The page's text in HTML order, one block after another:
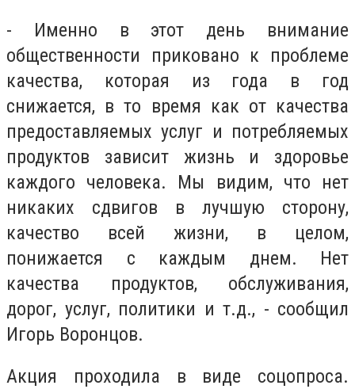
- Именно в этот день внимание
общественности приковано к проблеме
качества, которая из года в год
снижается, в то время как от качества
предоставляемых услуг и потребляемых
продуктов зависит жизнь и здоровье
каждого человека. Мы видим, что нет
никаких сдвигов в лучшую сторону,
качество всей жизни, в целом,
понижается с каждым днем. Нет
качества продуктов, обслуживания,
дорог, услуг, политики и т.д., - сообщил
Игорь Воронцов.
Акция проходила в виде соцопроса.